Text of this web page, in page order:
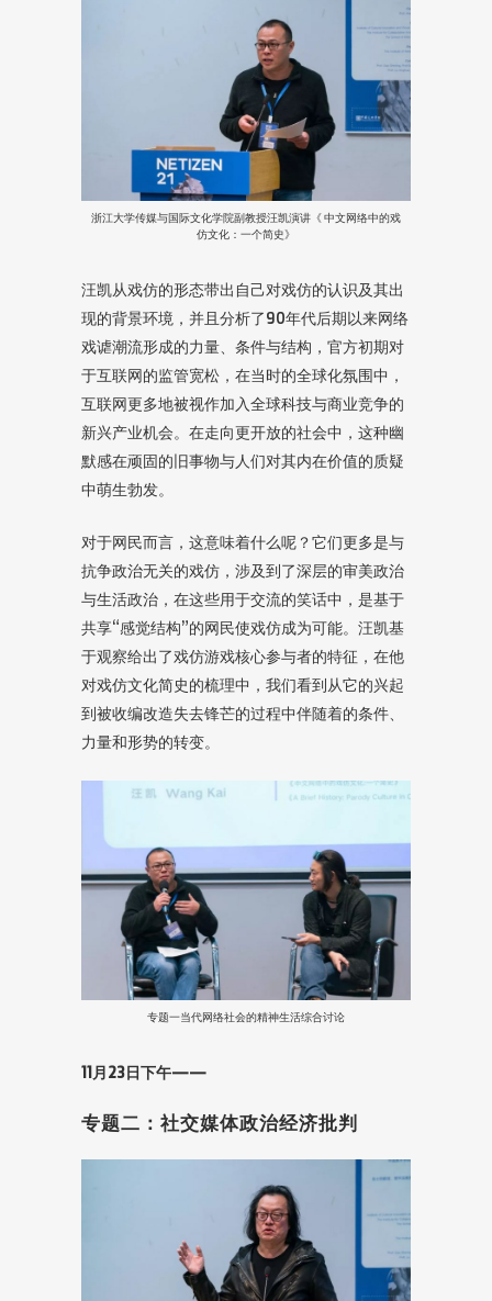
浙江大学传媒与国际文化学院副教授汪凯演讲《 中文网络中的戏
仿文化：一个简史》
汪凯从戏仿的形态带出自己对戏仿的认识及其出
现的背景环境，并且分析了90年代后期以来网络
戏谑潮流形成的力量、条件与结构，官方初期对
于互联网的监管宽松，在当时的全球化氛围中，
互联网更多地被视作加入全球科技与商业竞争的
新兴产业机会。在走向更开放的社会中，这种幽
默感在顽固的旧事物与人们对其内在价值的质疑
中萌生勃发。
对于网民而言，这意味着什么呢？它们更多是与
抗争政治无关的戏仿，涉及到了深层的审美政治
与生活政治，在这些用于交流的笑话中，是基于
共享“感觉结构”的网民使戏仿成为可能。汪凯基
于观察给出了戏仿游戏核心参与者的特征，在他
对戏仿文化简史的梳理中，我们看到从它的兴起
到被收编改造失去锋芒的过程中伴随着的条件、
力量和形势的转变。
专题一当代网络社会的精神生活综合讨论
11月23日下午——
专题二：社交媒体政治经济批判